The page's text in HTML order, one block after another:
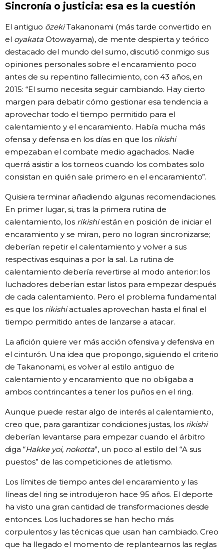
Sincronía o justicia: esa es la cuestión
El antiguo ōzekiTakanonami (más tarde convertido en
el oyakataOtowayama), de mente despierta y teórico
destacado del mundo del sumo, discutió conmigo sus
opiniones personales sobre el encaramiento poco
antes de su repentino fallecimiento, con 43 años, en
2015: “El sumo necesita seguir cambiando. Hay cierto
margen para debatir cómo gestionar esa tendencia a
aprovechar todo el tiempo permitido para el
calentamiento y el encaramiento. Había mucha más
ofensa y defensa en los días en que los rikishi
empezaban el combate medio agachados. Nadie
querrá asistir a los torneos cuando los combates solo
consistan en quién sale primero en el encaramiento”.
Quisiera terminar añadiendo algunas recomendaciones.
En primer lugar, si, tras la primera rutina de
calentamiento, los rikishiestán en posición de iniciar el
encaramiento y se miran, pero no logran sincronizarse;
deberían repetir el calentamiento y volver a sus
respectivas esquinas a por la sal. La rutina de
calentamiento debería revertirse al modo anterior: los
luchadores deberían estar listos para empezar después
de cada calentamiento. Pero el problema fundamental
es que los rikishiactuales aprovechan hasta el final el
tiempo permitido antes de lanzarse a atacar.
La afición quiere ver más acción ofensiva y defensiva en
el cinturón. Una idea que propongo, siguiendo el criterio
de Takanonami, es volver al estilo antiguo de
calentamiento y encaramiento que no obligaba a
ambos contrincantes a tener los puños en el ring.
Aunque puede restar algo de interés al calentamiento,
creo que, para garantizar condiciones justas, los rikishi
deberían levantarse para empezar cuando el árbitro
diga “Hakke yoi, nokotta”, un poco al estilo del “A sus
puestos” de las competiciones de atletismo.
Los límites de tiempo antes del encaramiento y las
líneas del ring se introdujeron hace 95 años. El deporte
ha visto una gran cantidad de transformaciones desde
entonces. Los luchadores se han hecho más
corpulentos y las técnicas que usan han cambiado. Creo
que ha llegado el momento de replantearnos las reglas